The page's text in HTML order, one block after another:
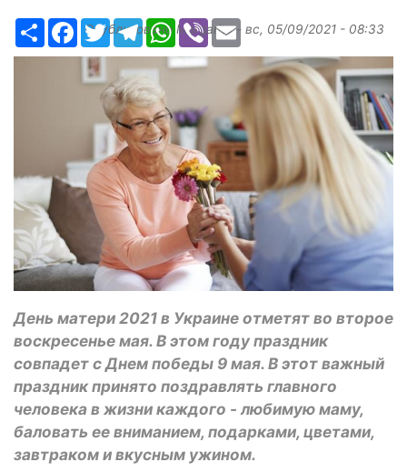
РесурсFacebook
TwitterTelegramWhatsApp
ViberEmail
Опубликовано Margarita- вс, 05/09/2021 - 08:33
День матери 2021 в Украине отметят во второе
воскресенье мая. В этом году праздник
совпадет с Днем победы 9 мая. В этот важный
праздник принято поздравлять главного
человека в жизни каждого - любимую маму,
баловать ее вниманием, подарками, цветами,
завтраком и вкусным ужином.